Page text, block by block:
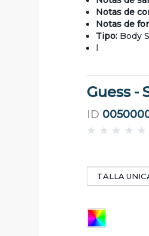
Notas de
Notas de
Tipo: Body
l
Guess -
ID